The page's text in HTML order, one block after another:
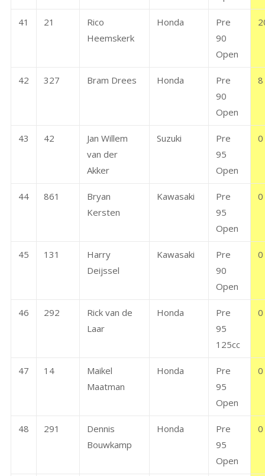
41 21
Rico
Heemskerk
Honda
Pre
90
Open
42 327 Bram Drees Honda
Pre
90
Open
8
43 42
Jan Willem
van der
Akker
Suzuki
Pre
95
Open
0
44 861
Bryan
Kersten
Kawasaki
Pre
95
Open
0
45 131
Harry
Deijssel
Kawasaki
Pre
90
Open
0
46 292
Rick van de
Laar
Honda
Pre
95
125cc
0
47 14
Maikel
Maatman
Honda
Pre
95
Open
0
48 291
Dennis
Bouwkamp
Honda
Pre
95
Open
0